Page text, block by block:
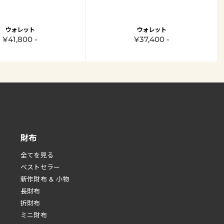
ウォレット
¥41,800 -
ウォレット
¥37,400 -
財布
全てを見る
べストセラー
新作財布 & 小物
長財布
折財布
ミニ財布